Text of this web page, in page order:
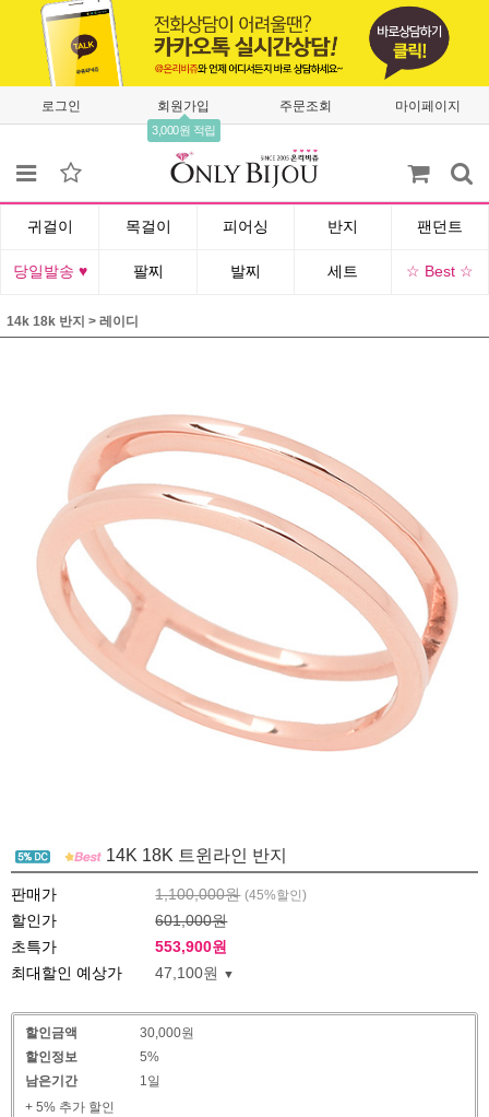
로그인 회원가입
3,000원 적립
주문조회 마이페이지
귀걸이 목걸이 피어싱 반지 팬던트
당일발송 ♥ 팔찌 발찌 세트 ☆ Best ☆
14k 18k 반지 > 레이디
14K 18K 트윈라인 반지
판매가 1,100,000원 (45%할인)
할인가
601,000원
초특가
553,900원
최대할인 예상가
47,100원
할인금액
30,000원
할인정보
5%
남은기간
1일
+ 5% 추가 할인